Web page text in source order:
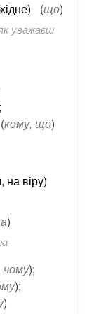
(що)
уважаєш
;
(кому, що)
на віру)
)
чому);
);
)